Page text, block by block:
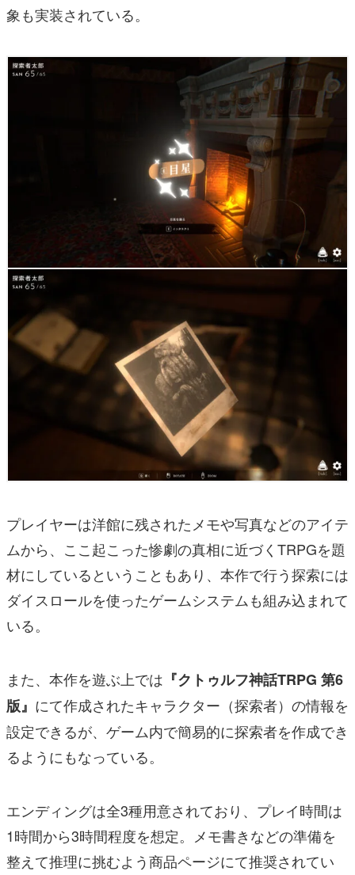
象も実装されている。
プレイヤーは洋館に残されたメモや写真などのアイテ
ムから、ここ起こった惨劇の真相に近づくTRPGを題
材にしているということもあり、本作で行う探索には
ダイスロールを使ったゲームシステムも組み込まれて
いる。
また、本作を遊ぶ上では 『クトゥルフ神話TRPG 第6
版』 にて作成されたキャラクター（探索者）の情報を
設定できるが、ゲーム内で簡易的に探索者を作成でき
るようにもなっている。
エンディングは全3種用意されており、プレイ時間は
1時間から3時間程度を想定。メモ書きなどの準備を
整えて推理に挑むよう商品ページにて推奨されてい